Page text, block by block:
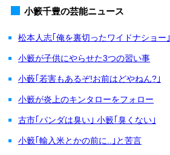
小籔千豊の芸能ニュース
松本人志｢俺を裏切ったワイドナショー｣
小籔が子供にやらせた3つの習い事
小藪｢若害もあるぞ!お前はどやねん?｣
小籔が炎上のキンタローをフォロー
古市｢パンダは臭い｣ 小籔｢臭くない｣
小籔｢輸入米とかの前に..｣と苦言